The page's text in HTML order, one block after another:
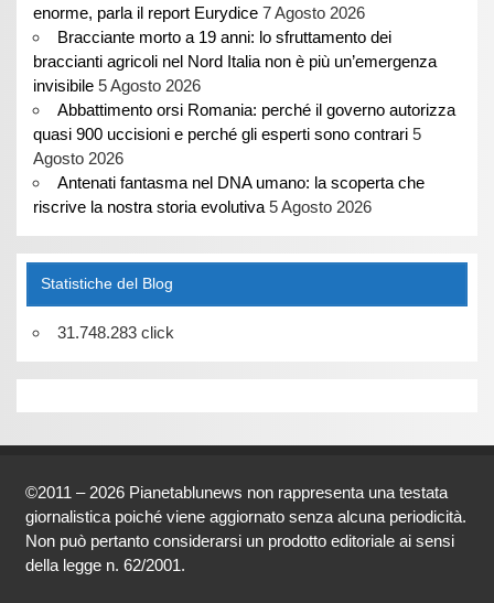
enorme, parla il report Eurydice 7 Agosto 2026
Bracciante morto a 19 anni: lo sfruttamento dei
braccianti agricoli nel Nord Italia non è più un’emergenza
invisibile 5 Agosto 2026
Abbattimento orsi Romania: perché il governo autorizza
quasi 900 uccisioni e perché gli esperti sono contrari 5
Agosto 2026
Antenati fantasma nel DNA umano: la scoperta che
riscrive la nostra storia evolutiva 5 Agosto 2026
Statistiche del Blog
31.748.283 click
©2011 – 2026 Pianetablunews non rappresenta una testata
giornalistica poiché viene aggiornato senza alcuna periodicità.
Non può pertanto considerarsi un prodotto editoriale ai sensi
della legge n. 62/2001.